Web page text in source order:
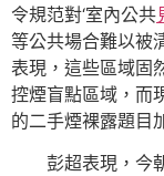
令規范對‘室內公共
等公共場合難以被
表現，這些區域固
控煙盲點區域，而
的二手煙裸露題目
彭超表現，今